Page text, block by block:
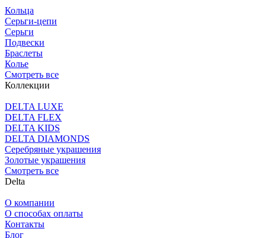
Кольца
Серьги-цепи
Серьги
Подвески
Браслеты
Колье
Смотреть все
Коллекции
DELTA LUXE
DELTA FLEX
DELTA KIDS
DELTA DIAMONDS
Серебряные украшения
Золотые украшения
Смотреть все
Delta
О компании
О способах оплаты
Контакты
Блог